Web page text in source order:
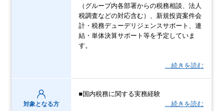
（グループ内各部署からの税務相談、法人
税調査などの対応含む）、新規投資案件会
計・税務デューデリジェンスサポート、連
結・単体決算サポート等を予定していま
す。
…続きを読む
対象となる方
■国内税務に関する実務経験
…続きを読む